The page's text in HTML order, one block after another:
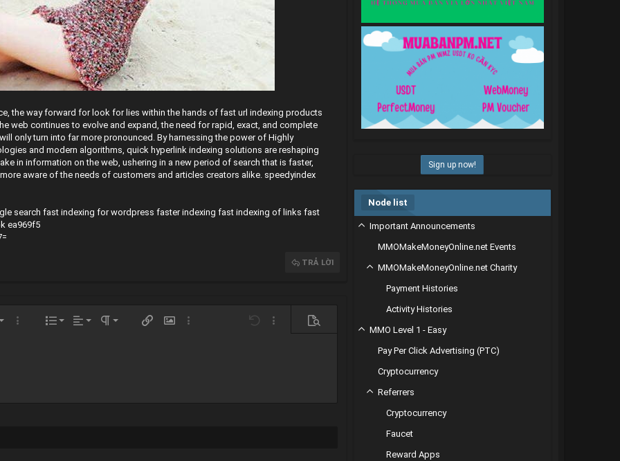
the way forward for look for lies within the hands of fast url indexing products
web continues to evolve and expand, the need for rapid, exact, and complete
only turn into far more pronounced. By harnessing the power of Highly
and modern algorithms, quick hyperlink indexing solutions are reshaping
in information on the web, ushering in a new period of search that is faster,
aware of the needs of customers and articles creators alike. speedyindex
search fast indexing for wordpress faster indexing fast indexing of links fast
ea969f5
TRẢ LỜI
thước
Thêm tùy chọn…
Danh sáchDanh sách có thứ tự
Căn lề
Căn trái
Paragraph format
Normal Chèn liên kết
Chèn hình ảnh
Thêm tùy chọn… Thêm tùy chọn…
Xem trước
ngang
dẫnBB code
Sign up now!
Node list
Important Announcements
MMOMakeMoneyOnline.net Events
MMOMakeMoneyOnline.net Charity
Payment Histories
Activity Histories
MMO Level 1 - Easy
Pay Per Click Advertising (PTC)
Cryptocurrency
Referrers
Cryptocurrency
Faucet
Reward Apps